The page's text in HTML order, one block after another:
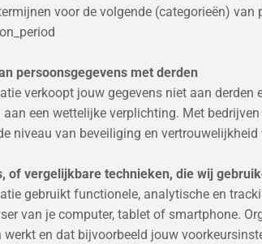
voor de volgende (categorieën) van
persoonsgegevens met derden
verkoopt jouw gegevens niet aan
aan een wettelijke verplichting. Met
niveau van beveiliging en
of vergelijkbare technieken, die wij
gebruikt functionele, analytische en
van je computer, tablet of smartphone.
werkt en dat bijvoorbeeld jouw